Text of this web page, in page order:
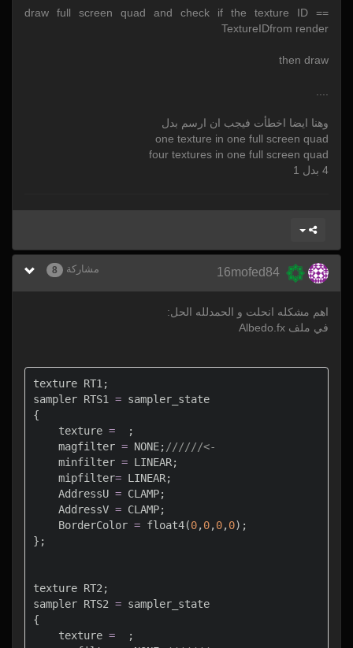
draw full screen quad and check if the texture ID ==
TextureIDfrom render
then draw
وهنا ايضا اخطأت فيجب ان ارسم بدل
one texture in one full screen quad
four textures in one full screen quad
4 بدل 1
16mofed84 مشاركة 8
اهم مشكله انحلت و الحمدلله الحل:
في ملف Albedo.fx
texture RT1;
sampler RTS1 = sampler_state
{
    texture
=
  ;
    magfilter
= NONE; //////<-
    minfilter
= LINEAR;
    mipfilter
= LINEAR;
    AddressU
= CLAMP;
    AddressV
= CLAMP;
    BorderColor
= float4(0,0,0,0);
};
texture RT2;
sampler RTS2 = sampler_state
{
    texture
=
  ;